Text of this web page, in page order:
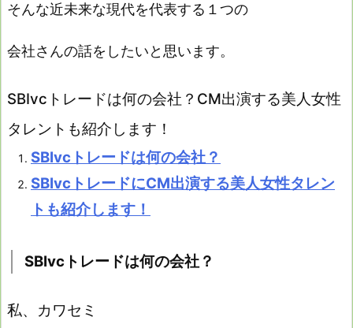
そんな近未来な現代を代表する１つの
会社さんの話をしたいと思います。
SBIvcトレードは何の会社？CM出演する美人女性
タレントも紹介します！
SBIvcトレードは何の会社？
SBIvcトレードにCM出演する美人女性タレン
トも紹介します！
SBIvcトレードは何の会社？
私、カワセミ